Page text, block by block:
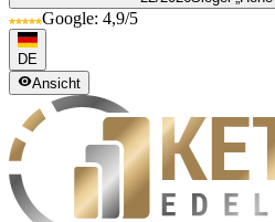
Google: 4,9/5
DE
Ansicht